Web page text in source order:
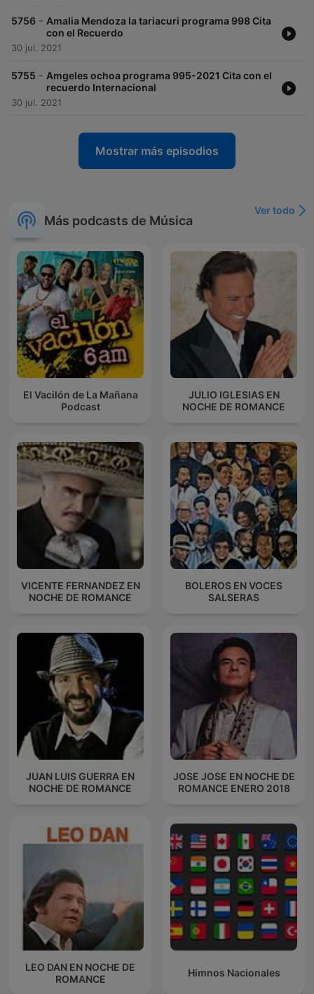
5756 - Amalia Mendoza la tariacuri programa 998 Cita
con el Recuerdo
30 jul. 2021
5755 - Amgeles ochoa programa 995-2021 Cita con el
recuerdo Internacional
30 jul. 2021
Mostrar más episodios
Más podcasts de Música
Ver todo
El Vacilón de La Mañana
Podcast
JULIO IGLESIAS EN
NOCHE DE ROMANCE
VICENTE FERNANDEZ EN
NOCHE DE ROMANCE
BOLEROS EN VOCES
SALSERAS
JUAN LUIS GUERRA EN
NOCHE DE ROMANCE
JOSE JOSE EN NOCHE DE
ROMANCE ENERO 2018
LEO DAN EN NOCHE DE
ROMANCE
Himnos Nacionales